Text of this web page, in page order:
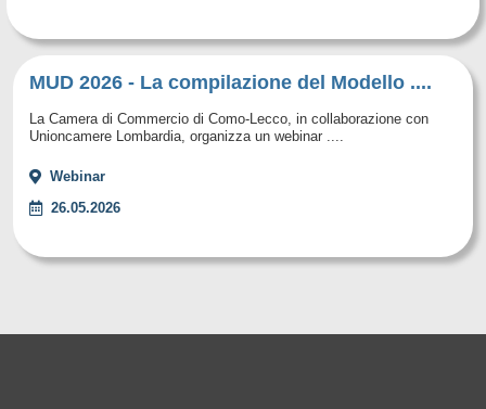
MUD 2026 - La compilazione del Modello ....
La Camera di Commercio di Como-Lecco, in collaborazione con
Unioncamere Lombardia, organizza un webinar ....
Webinar
26.05.2026